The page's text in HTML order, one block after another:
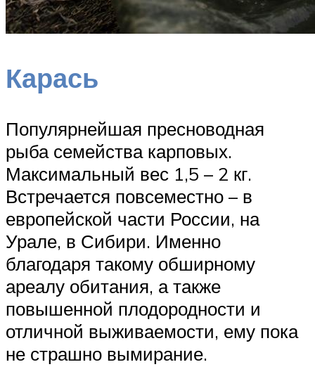
Карась
Популярнейшая пресноводная
рыба семейства карповых.
Максимальный вес 1,5 – 2 кг.
Встречается повсеместно – в
европейской части России, на
Урале, в Сибири. Именно
благодаря такому обширному
ареалу обитания, а также
повышенной плодородности и
отличной выживаемости, ему пока
не страшно вымирание.